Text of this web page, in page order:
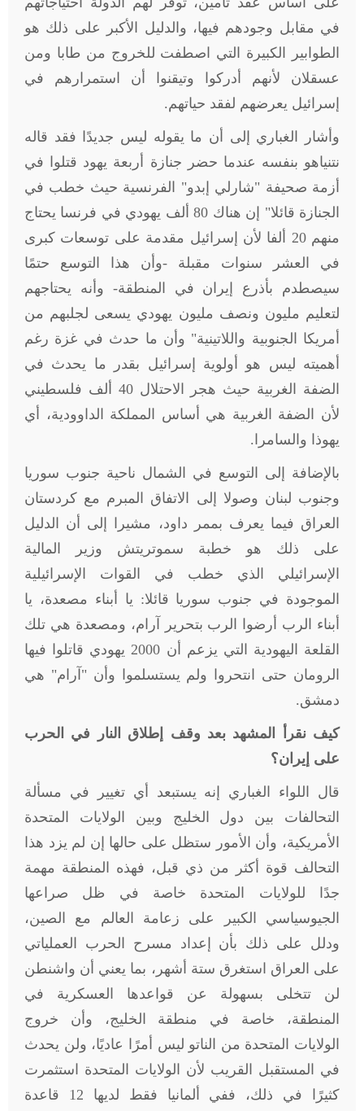
في مقابل وجودهم فيها، والدليل الأكبر على ذلك هو
الطوابير الكبيرة التي اصطفت للخروج من طابا ومن
عسقلان لأنهم أدركوا وتيقنوا أن استمرارهم في
إسرائيل يعرضهم لفقد حياتهم.
وأشار الغباري إلى أن ما يقوله ليس جديدًا فقد قاله
نتنياهو بنفسه عندما حضر جنازة أربعة يهود قتلوا في
أزمة صحيفة "شارلي إبدو" الفرنسية حيث خطب في
الجنازة قائلا" إن هناك 80 ألف يهودي في فرنسا يحتاج
منهم 20 ألفا لأن إسرائيل مقدمة على توسعات كبرى
في العشر سنوات مقبلة -وأن هذا التوسع حتمًا
سيصطدم بأذرع إيران في المنطقة- وأنه يحتاجهم
لتعليم مليون ونصف مليون يهودي يسعى لجلبهم من
أمريكا الجنوبية واللاتينية" وأن ما حدث في غزة رغم
أهميته ليس هو أولوية إسرائيل بقدر ما يحدث في
الضفة الغربية حيث هجر الاحتلال 40 ألف فلسطيني
لأن الضفة الغربية هي أساس المملكة الداوودية، أي
يهوذا والسامرا .
بالإضافة إلى التوسع في الشمال ناحية جنوب سوريا
وجنوب لبنان وصولا إلى الاتفاق المبرم مع كردستان
العراق فيما يعرف بممر داود، مشيرا إلى أن الدليل
على ذلك هو خطبة سموتريتش وزير المالية
الإسرائيلي الذي خطب في القوات الإسرائيلية
الموجودة في جنوب سوريا قائلا: يا أبناء مصعدة، يا
أبناء الرب أرضوا الرب بتحرير آرام، ومصعدة هي تلك
القلعة اليهودية التي يزعم أن 2000 يهودي قاتلوا فيها
الرومان حتى انتحروا ولم يستسلموا وأن "آرام" هي
دمشق.
كيف نقرأ المشهد بعد وقف إطلاق النار في الحرب
على إيران؟
قال اللواء الغباري إنه يستبعد أي تغيير في مسألة
التحالفات بين دول الخليج وبين الولايات المتحدة
الأمريكية، وأن الأمور ستظل على حالها إن لم يزد هذا
التحالف قوة أكثر من ذي قبل، فهذه المنطقة مهمة
جدًا للولايات المتحدة خاصة في ظل صراعها
الجيوسياسي الكبير على زعامة العالم مع الصين،
ودلل على ذلك بأن إعداد مسرح الحرب العملياتي
على العراق استغرق ستة أشهر، بما يعني أن واشنطن
لن تتخلى بسهولة عن قواعدها العسكرية في
المنطقة، خاصة في منطقة الخليج، وأن خروج
الولايات المتحدة من الناتو ليس أمرًا عاديًا، ولن يحدث
في المستقبل القريب لأن الولايات المتحدة استثمرت
كثيرًا في ذلك، ففي ألمانيا فقط لديها 12 قاعدة